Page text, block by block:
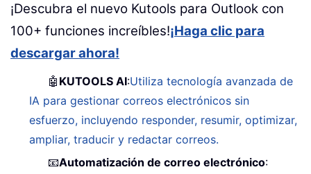
¡Descubra el nuevo Kutools para Outlook con
100+ funciones increíbles!¡Haga clic para
descargar ahora!
🤖 KUTOOLS AI:Utiliza tecnología avanzada de
IA para gestionar correos electrónicos sin
esfuerzo, incluyendo responder, resumir, optimizar,
ampliar, traducir y redactar correos.
📧Automatización de correo electrónico: